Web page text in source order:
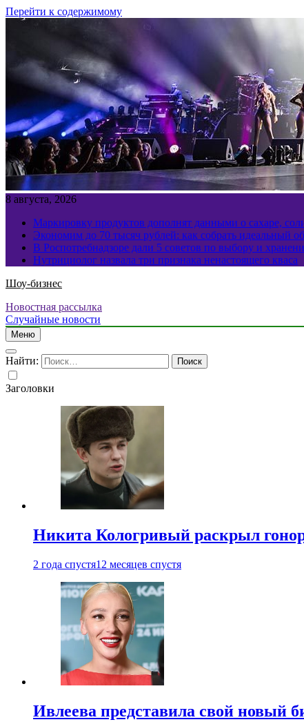
Перейти к содержимому
8 августа, 2026
Маркировку продуктов дополнят данными о сахаре,
Экономим до 70 тысяч рублей: как собрать идеальный
В Роспотребнадзоре дали 5 советов по выбору и
Нутрициолог назвала три признака ненастоящего кваса
Шоу-бизнес
Новостная рассылка
Случайные новости
Меню
Найти:
Заголовки
Никита Кологривый раскрыл
2 года спустя12 месяцев спустя
Ивлеева представила свой новый